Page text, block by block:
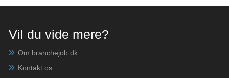
Vil du vide mere?
Om branchejob.dk
Kontakt os